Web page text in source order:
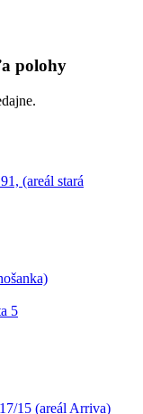
polohy
(areál stará
5
15 (areál Arriva)